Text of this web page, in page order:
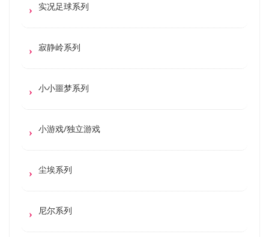
实况足球系列
寂静岭系列
小小噩梦系列
小游戏/独立游戏
尘埃系列
尼尔系列